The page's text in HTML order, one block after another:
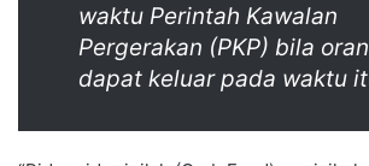
waktu Perintah Kawalan
Pergerakan (PKP) bila
dapat keluar pada waktu